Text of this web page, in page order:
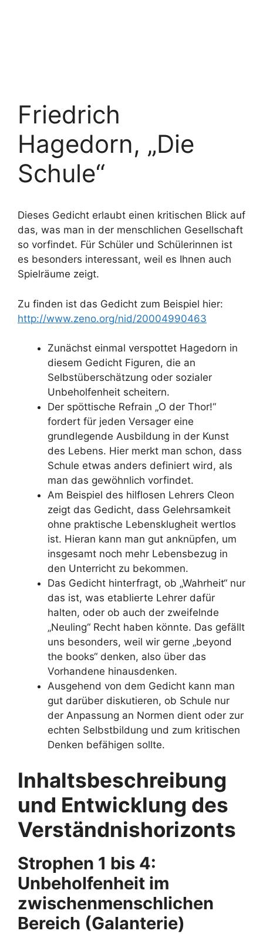
Friedrich
Hagedorn, „Die
Schule“
Dieses Gedicht erlaubt einen kritischen Blick auf
das, was man in der menschlichen Gesellschaft
so vorfindet. Für Schüler und Schülerinnen ist
es besonders interessant, weil es Ihnen auch
Spielräume zeigt.
Zu finden ist das Gedicht zum Beispiel hier:
http://www.zeno.org/nid/20004990463
Zunächst einmal verspottet Hagedorn in
diesem Gedicht Figuren, die an
Selbstüberschätzung oder sozialer
Unbeholfenheit scheitern.
Der spöttische Refrain „O der Thor!“
fordert für jeden Versager eine
grundlegende Ausbildung in der Kunst
des Lebens. Hier merkt man schon, dass
Schule etwas anders definiert wird, als
man das gewöhnlich vorfindet.
Am Beispiel des hilflosen Lehrers Cleon
zeigt das Gedicht, dass Gelehrsamkeit
ohne praktische Lebensklugheit wertlos
ist. Hieran kann man gut anknüpfen, um
insgesamt noch mehr Lebensbezug in
den Unterricht zu bekommen.
Das Gedicht hinterfragt, ob „Wahrheit“ nur
das ist, was etablierte Lehrer dafür
halten, oder ob auch der zweifelnde
„Neuling“ Recht haben könnte. Das gefällt
uns besonders, weil wir gerne „beyond
the books“ denken, also über das
Vorhandene hinausdenken.
Ausgehend von dem Gedicht kann man
gut darüber diskutieren, ob Schule nur
der Anpassung an Normen dient oder zur
echten Selbstbildung und zum kritischen
Denken befähigen sollte.
Inhaltsbeschreibung
und Entwicklung des
Verständnishorizonts
Strophen 1 bis 4:
Unbeholfenheit im
zwischenmenschlichen
Bereich (Galanterie)